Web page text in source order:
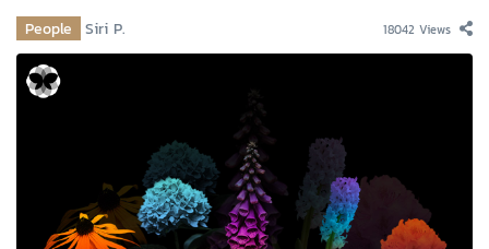
People Siri P. 18042 Views